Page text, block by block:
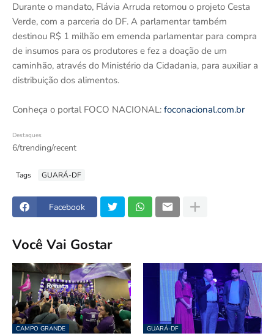
Durante o mandato, Flávia Arruda retomou o projeto Cesta
Verde, com a parceria do DF. A parlamentar também
destinou R$ 1 milhão em emenda parlamentar para compra
de insumos para os produtores e fez a doação de um
caminhão, através do Ministério da Cidadania, para auxiliar a
distribuição dos alimentos.
Conheça o portal FOCO NACIONAL: foconacional.com.br
Destaques
6/trending/recent
Tags GUARÁ-DF
Facebook
Você Vai Gostar
CAMPO GRANDE GUARÁ-DF